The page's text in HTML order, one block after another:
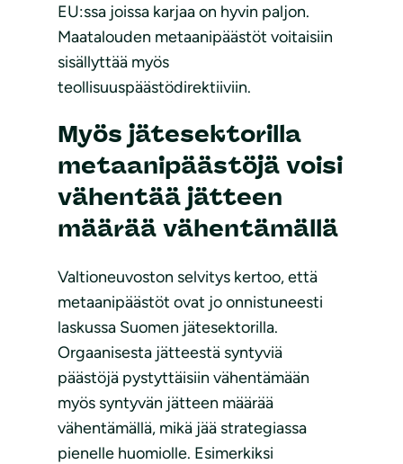
EU:ssa joissa karjaa on hyvin paljon.
Maatalouden metaanipäästöt voitaisiin
sisällyttää myös
teollisuuspäästödirektiiviin.
Myös jätesektorilla
metaanipäästöjä voisi
vähentää jätteen
määrää vähentämällä
Valtioneuvoston selvitys kertoo, että
metaanipäästöt ovat jo onnistuneesti
laskussa Suomen jätesektorilla.
Orgaanisesta jätteestä syntyviä
päästöjä pystyttäisiin vähentämään
myös syntyvän jätteen määrää
vähentämällä, mikä jää strategiassa
pienelle huomiolle. Esimerkiksi